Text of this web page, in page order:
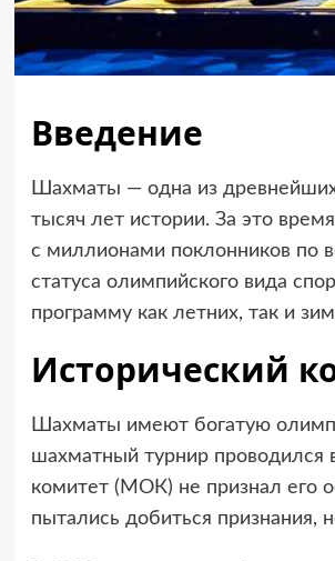
Введение
Шахматы — одна из
тысяч лет истории. За это
с миллионами поклонников по
статуса олимпийского вида
программу как летних, так и
Исторический
Шахматы имеют богатую
шахматный турнир
комитет (МОК) не признал его
пытались добиться признания,